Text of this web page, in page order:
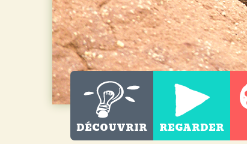
DÉCOUVRIR REGARDER